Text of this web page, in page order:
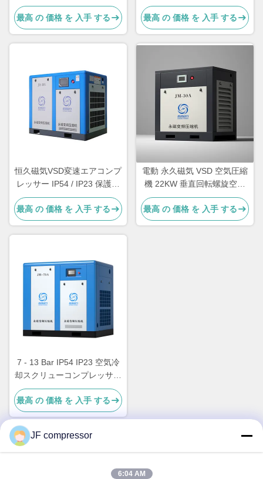
空気圧縮機 55KW
最高 の 価格 を 入手 する
15kw 空気冷却
最高 の 価格 を 入手 する
恒久磁気VSD変速エアコンプ
レッサー IP54 / IP23 保護ク
ラス
最高 の 価格 を 入手 する
電動 永久磁気 VSD 空気圧縮
機 22KW 垂直回転螺旋空気
圧縮機
最高 の 価格 を 入手 する
7 - 13 Bar IP54 IP23 空気冷
却スクリューコンプレッサー
VSD 15 - 132KW CE認証
最高 の 価格 を 入手 する
JF compressor
6:04 AM